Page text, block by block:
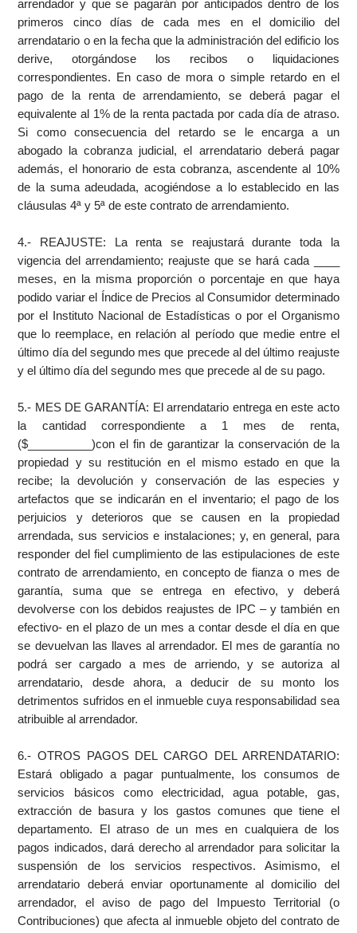
arrendador y que se pagarán por anticipados dentro de los
primeros cinco días de cada mes en el domicilio del
arrendatario o en la fecha que la administración del edificio los
derive, otorgándose los recibos o liquidaciones
correspondientes. En caso de mora o simple retardo en el
pago de la renta de arrendamiento, se deberá pagar el
equivalente al 1% de la renta pactada por cada día de atraso.
Si como consecuencia del retardo se le encarga a un
abogado la cobranza judicial, el arrendatario deberá pagar
además, el honorario de esta cobranza, ascendente al 10%
de la suma adeudada, acogiéndose a lo establecido en las
cláusulas 4ª y 5ª de este contrato de arrendamiento.
4.- REAJUSTE: La renta se reajustará durante toda la
vigencia del arrendamiento; reajuste que se hará cada ____
meses, en la misma proporción o porcentaje en que haya
podido variar el Índice de Precios al Consumidor determinado
por el Instituto Nacional de Estadísticas o por el Organismo
que lo reemplace, en relación al período que medie entre el
último día del segundo mes que precede al del último reajuste
y el último día del segundo mes que precede al de su pago.
5.- MES DE GARANTÍA: El arrendatario entrega en este acto
la cantidad correspondiente a 1 mes de renta,
($__________)con el fin de garantizar la conservación de la
propiedad y su restitución en el mismo estado en que la
recibe; la devolución y conservación de las especies y
artefactos que se indicarán en el inventario; el pago de los
perjuicios y deterioros que se causen en la propiedad
arrendada, sus servicios e instalaciones; y, en general, para
responder del fiel cumplimiento de las estipulaciones de este
contrato de arrendamiento, en concepto de fianza o mes de
garantía, suma que se entrega en efectivo, y deberá
devolverse con los debidos reajustes de IPC – y también en
efectivo- en el plazo de un mes a contar desde el día en que
se devuelvan las llaves al arrendador. El mes de garantía no
podrá ser cargado a mes de arriendo, y se autoriza al
arrendatario, desde ahora, a deducir de su monto los
detrimentos sufridos en el inmueble cuya responsabilidad sea
atribuible al arrendador.
6.- OTROS PAGOS DEL CARGO DEL ARRENDATARIO:
Estará obligado a pagar puntualmente, los consumos de
servicios básicos como electricidad, agua potable, gas,
extracción de basura y los gastos comunes que tiene el
departamento. El atraso de un mes en cualquiera de los
pagos indicados, dará derecho al arrendador para solicitar la
suspensión de los servicios respectivos. Asimismo, el
arrendatario deberá enviar oportunamente al domicilio del
arrendador, el aviso de pago del Impuesto Territorial (o
Contribuciones) que afecta al inmueble objeto del contrato de